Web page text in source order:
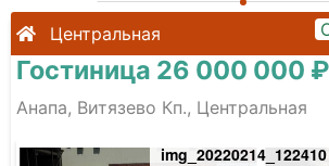
Центральная
Гостиница 26 000 000 ₽
Анапа, Витязево Кп., Центральная
img_20220214_122410